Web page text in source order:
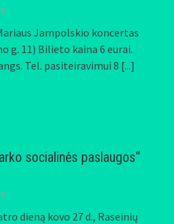
Jampolskio koncertas
g. 11) Bilieto kaina 6 eurai.
Tel. pasiteiravimui 8 [...]
socialinės paslaugos“
dieną kovo 27 d., Raseinių